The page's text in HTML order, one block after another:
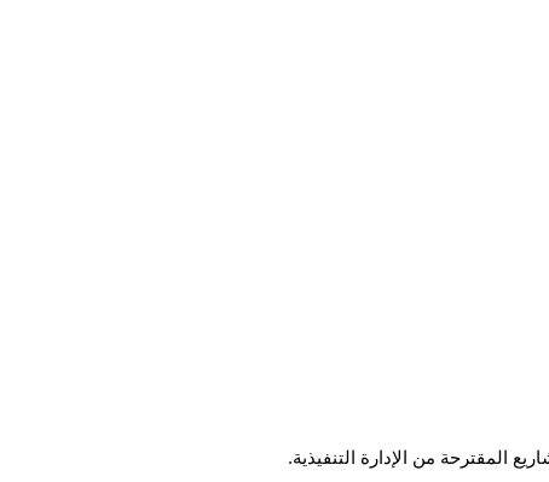
المقترحة من الإدارة التنفيذية.